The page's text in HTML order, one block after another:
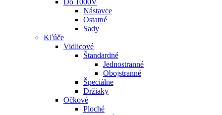
Do 1000V
Nástavce
Ostatné
Sady
Kľúče
Vidlicové
Štandardné
Jednostranné
Obojstranné
Špeciálne
Držiaky
Očkové
Ploché